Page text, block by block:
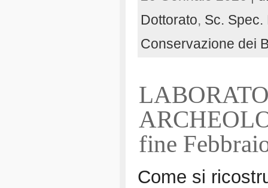
Dottorato, Sc. Spec.
Conservazione dei
fine
Come si